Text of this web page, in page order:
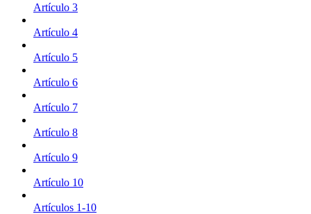
Artículo 3
Artículo 4
Artículo 5
Artículo 6
Artículo 7
Artículo 8
Artículo 9
Artículo 10
Artículos 1-10